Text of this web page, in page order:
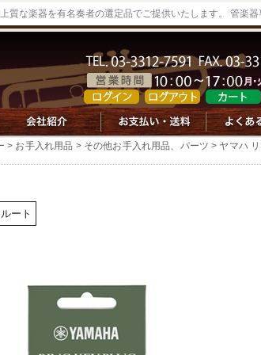
質な楽器を有名奏者の選定品でご提供いたします。 管楽
> お手入れ用品 > その他お手入れ用品、パーツ > ヤマハ
ート